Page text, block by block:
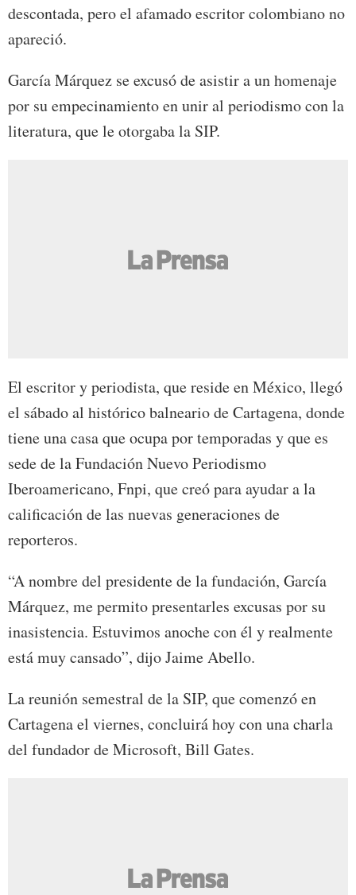
descontada, pero el afamado escritor colombiano no
apareció.
García Márquez se excusó de asistir a un homenaje
por su empecinamiento en unir al periodismo con la
literatura, que le otorgaba la SIP.
El escritor y periodista, que reside en México, llegó
el sábado al histórico balneario de Cartagena, donde
tiene una casa que ocupa por temporadas y que es
sede de la Fundación Nuevo Periodismo
Iberoamericano, Fnpi, que creó para ayudar a la
calificación de las nuevas generaciones de
reporteros.
“A nombre del presidente de la fundación, García
Márquez, me permito presentarles excusas por su
inasistencia. Estuvimos anoche con él y realmente
está muy cansado”, dijo Jaime Abello.
La reunión semestral de la SIP, que comenzó en
Cartagena el viernes, concluirá hoy con una charla
del fundador de Microsoft, Bill Gates.